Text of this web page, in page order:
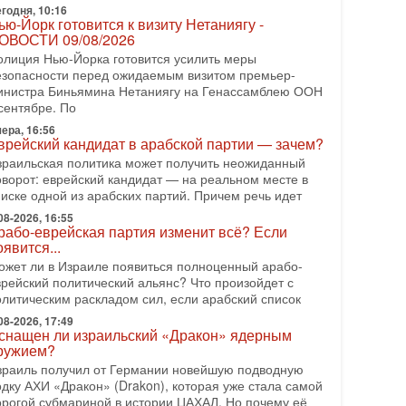
последних союзников. Путин - псих!
ITON-TV доктор Эльдар Намазов , историк,
в прошлом – помощник Президента
Гейдара Алиева . Ведет программу
2026, 11:09
в Израиле в опасности?! ШАБАК
спецотдел
выпуске мы разбираем одну из самых тревожных
израильской политики. Известно, что израильская
общей безопасности (ШАБАК) создала
2026, 08:32
и Иран: последний шанс - НОВОСТИ
08/2026
США Дональд Трамп объявил о
переговоров с Ираном, но Тегеран пока
подтвердил готовность к диалогу. По словам
2026, 08:42
отменил удар по Ирану - НОВОСТИ
08/2026
США Дональд Трамп сегодня заявил об
подготовленного удара по Ирану после
10:16
Йорк готовится к визиту Нетаниягу -
09/08/2026
Нью-Йорка готовится усилить меры
перед ожидаемым визитом премьер-
Биньямина Нетаниягу на Генассамблею ООН
По
16:56
кандидат в арабской партии — зачем?
политика может получить неожиданный
еврейский кандидат — на реальном месте в
одной из арабских партий. Причем речь идет
2026, 16:55
еврейская партия изменит всё? Если
ли в Израиле появиться полноценный арабо-
политический альянс? Что произойдет с
раскладом сил, если арабский список
2026, 17:49
ли израильский «Дракон» ядерным
получил от Германии новейшую подводную
АХИ «Дракон» (Drakon), которая уже стала самой
субмариной в истории ЦАХАЛ. Но почему её